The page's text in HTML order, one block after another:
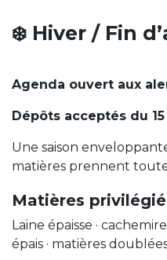
❄️ Hiver / Fin
Agenda ouvert aux
Dépôts acceptés du
Une saison
matières prennent
Matières
Laine épaisse ·
épais · matières